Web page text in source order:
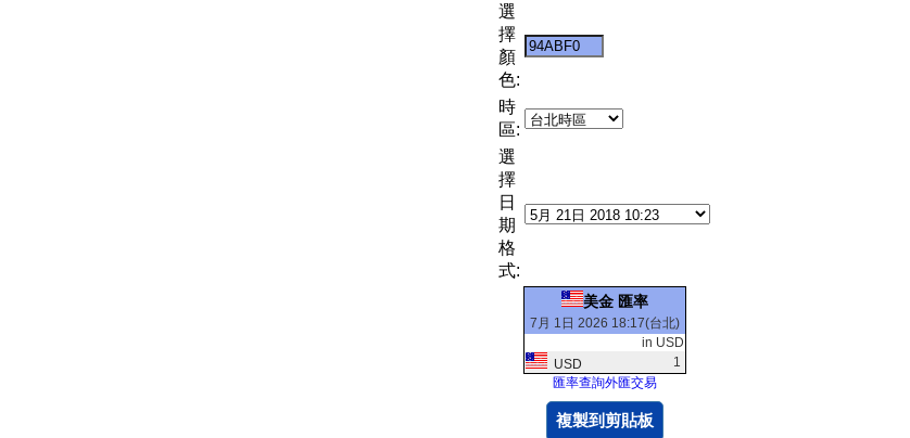
選
擇
顏
色:
時
區:
選
擇
日
期
格
式:
美金 匯率
7月 1日 2026 18:17(台北)
in USD
USD
1
匯率查詢外匯交易
複製到剪貼板